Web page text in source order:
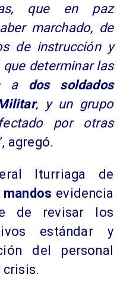
que en paz
marchado, de
de instrucción y
determinar las
a dos soldados
, y un grupo
por otras
agregó.
Iturriaga de
evidencia
de revisar los
estándar y
del personal
crisis.